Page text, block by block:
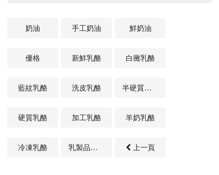
奶油 手工奶油 鮮奶油
優格 新鮮乳酪 白黴乳酪
藍紋乳酪 洗皮乳酪 半硬質乳酪
硬質乳酪 加工乳酪 羊奶乳酪
冷凍乳酪 乳製品及其他相關商品 上一頁